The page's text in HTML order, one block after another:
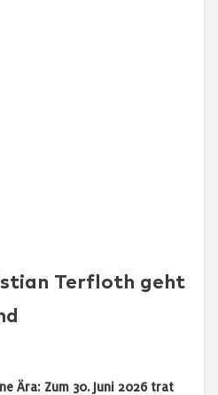
Terfloth geht
Ära: Zum 30. Juni 2026 trat